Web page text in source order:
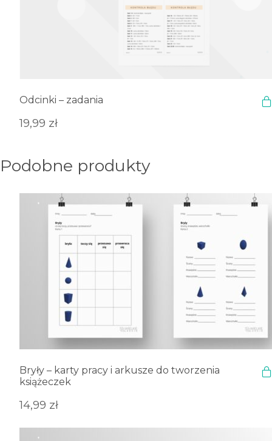
Odcinki – zadania
19,99 zł
Podobne produkty
Bryły – karty pracy i arkusze do tworzenia
książeczek
14,99 zł